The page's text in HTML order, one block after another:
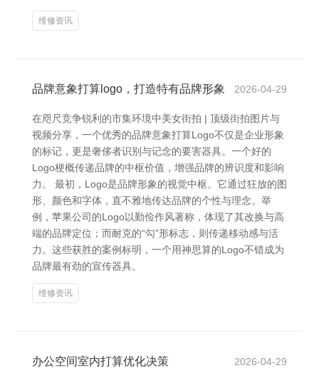
维修资讯
品牌意象打算logo，打造特有品牌形象 2026-04-29
在咫尺竞争锐利的市集环境中美女街拍 | 顶级街拍图片与
视频分享，一个优秀的品牌意象打算Logo不仅是企业形象
的标记，更是奢侈者识别与记念的要害器具。一个好的
Logo梗概传递品牌的中枢价值，增强品牌的辨识度和影响
力。 最初，Logo是品牌形象的视觉中枢。它通过狂放的图
形、颜色和字体，直不雅地传达品牌的个性与理念。举
例，苹果公司的Logo以勤俭作风著称，体现了其改换与高
端的品牌定位；而耐克的“勾”形标志，则传递移动感与活
力。这些获胜的案例标明，一个用神思算的Logo不错成为
品牌最有劲的宣传器具。
维修资讯
办公空间室内打算优化决策 2026-04-29